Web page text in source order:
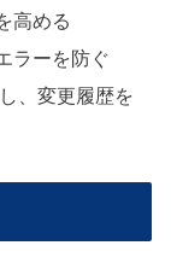
高める
ラーを防ぐ
、変更履歴を